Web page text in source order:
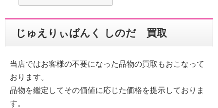
じゅえりぃばんく しのだ 買取
当店ではお客様の不要になった品物の買取もおこなって
おります。
品物を鑑定してその価値に応じた価格を提示しておりま
す。